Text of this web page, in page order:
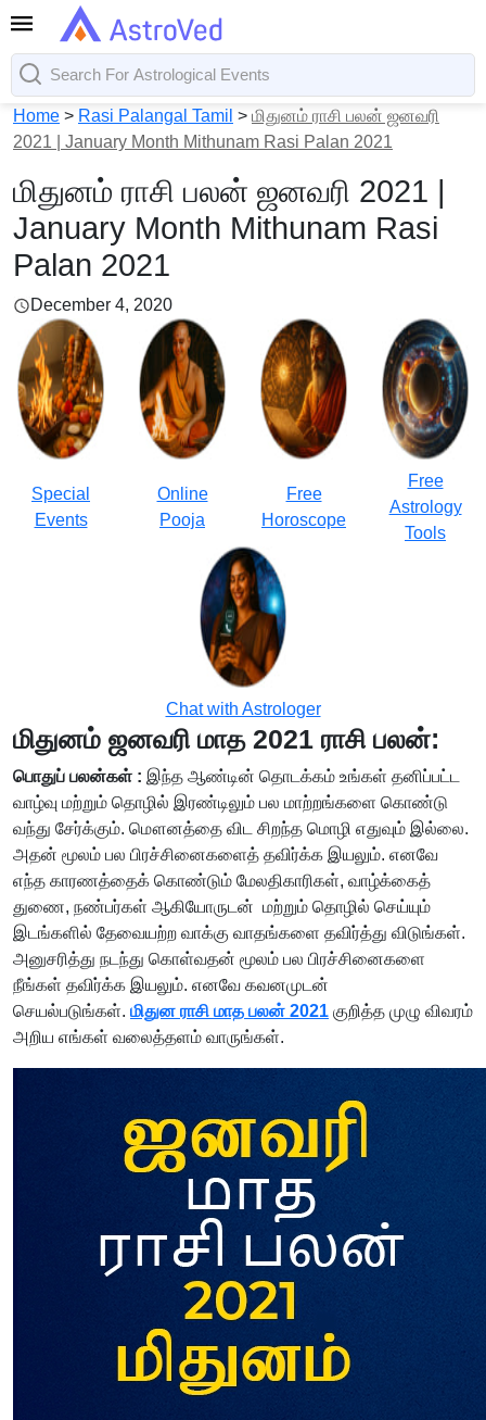
Home > Rasi Palangal Tamil > மிதுனம் ராசி பலன் ஜனவரி
2021 | January Month Mithunam Rasi Palan 2021
மிதுனம் ராசி பலன் ஜனவரி 2021 |
January Month Mithunam Rasi
Palan 2021
December 4, 2020
Special
Events
Online
Pooja
Free
Horoscope
Free
Astrology
Tools
Chat with Astrologer
மிதுனம் ஜனவரி மாத 2021 ராசி பலன்:
பொதுப் பலன்கள் : இந்த ஆண்டின் தொடக்கம் உங்கள் தனிப்பட்ட
வாழ்வு மற்றும் தொழில் இரண்டிலும் பல மாற்றங்களை கொண்டு
வந்து சேர்க்கும். மௌனத்தை விட சிறந்த மொழி எதுவும் இல்லை.
அதன் மூலம் பல பிரச்சினைகளைத் தவிர்க்க இயலும். எனவே
எந்த காரணத்தைக் கொண்டும் மேலதிகாரிகள், வாழ்க்கைத்
துணை, நண்பர்கள் ஆகியோருடன் மற்றும் தொழில் செய்யும்
இடங்களில் தேவையற்ற வாக்கு வாதங்களை தவிர்த்து விடுங்கள்.
அனுசரித்து நடந்து கொள்வதன் மூலம் பல பிரச்சினைகளை
நீங்கள் தவிர்க்க இயலும். எனவே கவனமுடன்
செயல்படுங்கள். மிதுன ராசி மாத பலன் 2021 குறித்த முழு விவரம்
அறிய எங்கள் வலைத்தளம் வாருங்கள்.